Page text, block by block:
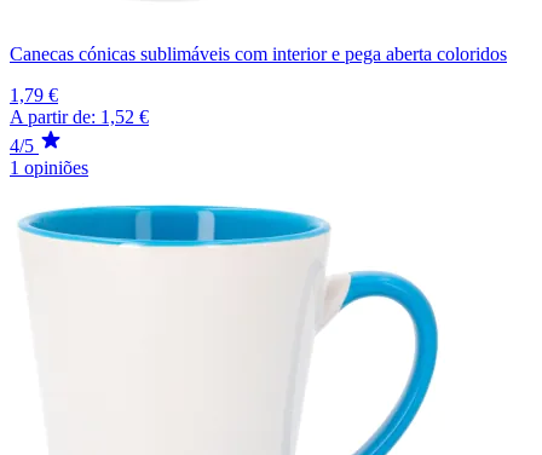
Canecas cónicas sublimáveis com interior e pega aberta coloridos
1,79 €
A partir de: 1,52 €
4/5
1 opiniões